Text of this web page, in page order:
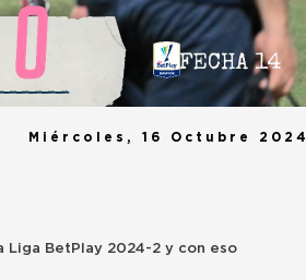
Miércoles, 16 Octubre 2024
Liga BetPlay 2024-2 y con eso